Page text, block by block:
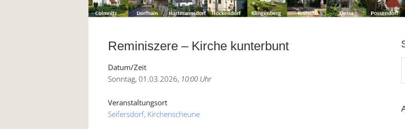
Reminiszere – Kirche kunterbunt
Datum/Zeit
Sonntag, 01.03.2026, 10:00 Uhr
Veranstaltungsort
Seifersdorf, Kirchenscheune